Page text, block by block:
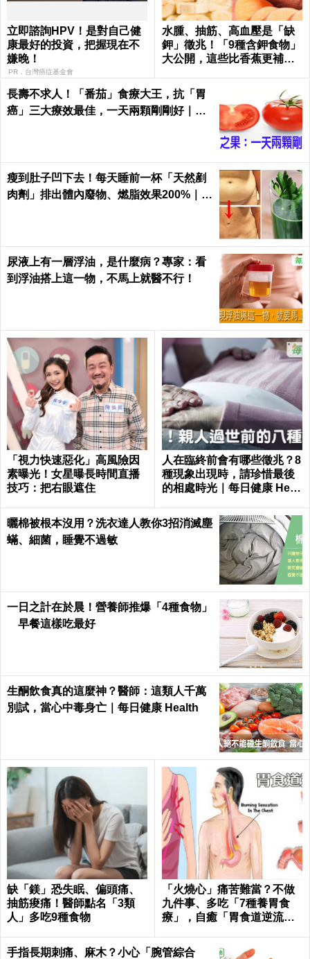
立即諮詢HPV！是對自己健
康最好的投資，把握現在不
嫌晚！
PR．台灣癌症基金會
水腫、抽筋、高血壓是「缺
鉀」徵兆！「9種含鉀食物」
大公開，這些比香蕉更補鉀
長壽不求人！「番茄」食療大王，抗「胃
癌」三大療效最佳，一天兩顆剛剛好｜每
瘦到肚子凹下去！每天睡前一杯「天然剷
肉劑」排出體內廢物、燃脂效果200%｜每
尿液上有一層浮油，是什麼病？專家：看
到浮油搭上這一物，不馬上就醫不行！
「視力快速惡化」高風險因
素曝光！女星曝長時間直播
技巧：把右眼遮住
人在臨終前會有哪些徵兆？8
種現象出現時，請珍惜最後
的相處時光｜每日健康 Healt
曬棉被根本沒用？洗衣達人教你3招消滅塵
蟎、細菌，睡覺不過敏
一日之計在於晨！營養師推爆「4種食物」
早餐這樣吃最好
生酮飲食真的這麼神？醫師：這類人千萬
別試，當心中毒身亡｜每日健康 Health
缺「鎂」恐失眠、偏頭痛、
抽筋痠痛！醫師點名「3類
人」多吃9種食物
「火燒心」痛苦難當？不做
九件事、多吃「7種養胃食
療」，自癒「胃食道逆流」
手指長期刺痛、麻木？小心「腕管綜合